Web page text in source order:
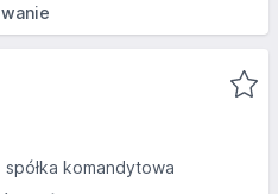
spółka komandytowa